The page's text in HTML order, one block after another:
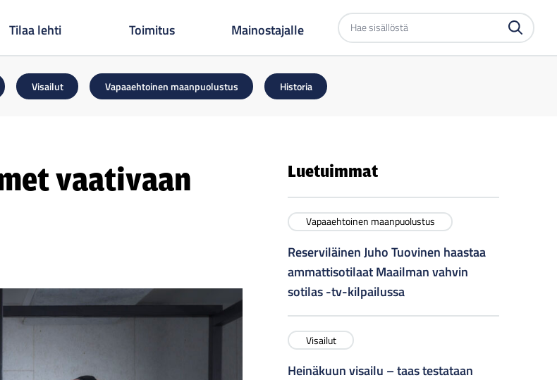
Tilaa lehti Toimitus Mainostajalle
Etsi
sivustolta
Visailut Vapaaehtoinen maanpuolustus Historia
vaativaan
Luetuimmat
Vapaaehtoinen maanpuolustus
Reserviläinen Juho Tuovinen haastaa
ammattisotilaat Maailman vahvin
sotilas -tv-kilpailussa
Visailut
Heinäkuun visailu – taas testataan